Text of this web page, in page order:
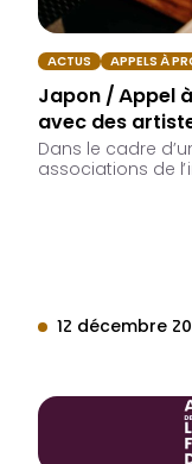
ACTUS APPELS À
Japon / Appel
avec des
Dans le cadre
associations de
12 décembre